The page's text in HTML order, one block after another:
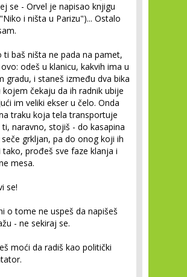
se - Orvel je napisao knjigu
i ništa u Parizu")... Ostalo
ti baš ništa ne pada na pamet,
odeš u klanicu, kakvih ima u
gradu, i staneš između dva bika
kojem čekaju da ih radnik ubije
im veliki ekser u čelo. Onda
traku koja tela transportuje
naravno, stojiš - do kasapina
grkljan, pa do onog koji ih
tako, prođeš sve faze klanja i
mesa.
se!
o tome ne uspeš da napišeš
- ne sekiraj se.
moći da radiš kao politički